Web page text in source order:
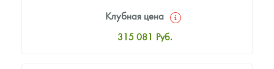
Клубная цена
315 081 Руб.